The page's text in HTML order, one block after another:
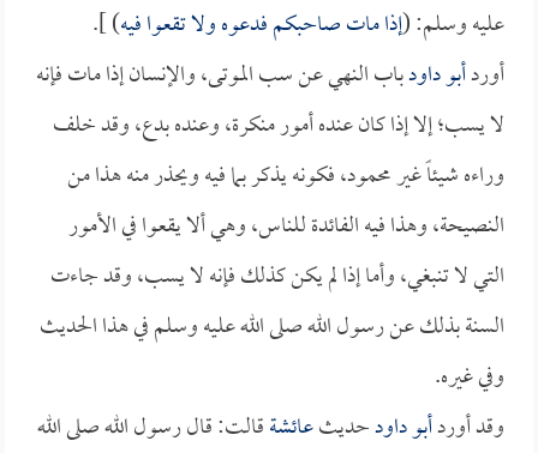
عليه وسلم: (إذا مات صاحبكم فدعوه ولا تقعوا فيه) ].
أوردأبو داودباب النهي عن سب الموتى، والإنسان إذا مات فإنه
لا يسب؛ إلا إذا كان عنده أمور منكرة، وعنده بدع، وقد خلف
وراءه شيئاً غير محمود، فكونه يذكر بما فيه ويحذر منه هذا من
النصيحة، وهذا فيه الفائدة للناس، وهي ألا يقعوا في الأمور
التي لا تنبغي، وأما إذا لم يكن كذلك فإنه لا يسب، وقد جاءت
السنة بذلك عن رسول الله صلى الله عليه وسلم في هذا الحديث
وفي غيره.
وقد أوردأبو داودحديثعائشةقالت: قال رسول الله صلى الله